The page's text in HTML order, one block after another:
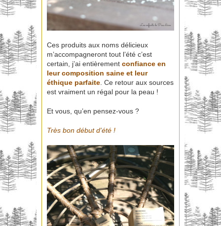
Ces produits aux noms délicieux
m’accompagneront tout l’été c’est
certain, j’ai entièrement confiance en
leur composition saine et leur
éthique parfaite. Ce retour aux sources
est vraiment un régal pour la peau !
Et vous, qu’en pensez-vous ?
Très bon début d’été !